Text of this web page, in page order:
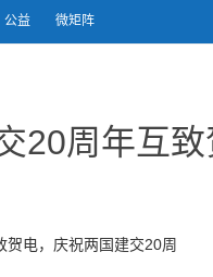
公益 微矩阵
20周年互
电，庆祝两国建交20周